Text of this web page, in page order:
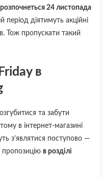
24 листопада
діятимуть акційні
Тож пропускати такий
в
та забути
в інтернет-магазині
з’являтися поступово —
пропозиціюв розділі